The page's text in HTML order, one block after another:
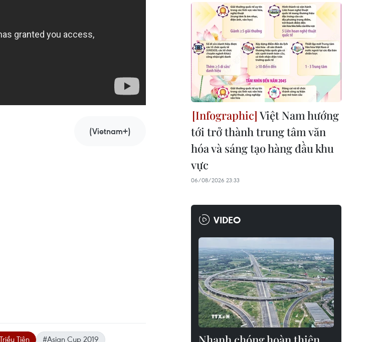
(Vietnam+)
Tiên
#Asian Cup 2019
Việt Nam hướng
tới trở thành trung tâm văn
hóa và sáng tạo hàng đầu khu
vực
06/08/2026 23:33
VIDEO